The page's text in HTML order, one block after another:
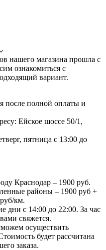
нашего магазина прошла с
ознакомиться с
вариант.
после полной оплаты и
Ейское шоссе 50/1,
пятница с 13:00 до
Краснодар – 1900 руб.
районы – 1900 руб +
км.
дни с 14:00 до 22:00. За час
свяжется.
осуществить
будет рассчитана
заказа.